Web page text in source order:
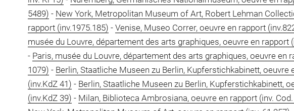
5489) - New York, Metropolitan Museum of Art, Robert Lehman
rapport (inv.1975.185) - Venise, Museo Correr, oeuvre en rapport
musée du Louvre, département des arts graphiques, oeuvre en rapport
- Paris, musée du Louvre, département des arts graphiques, oeuvre en
1079) - Berlin, Staatliche Museen zu Berlin, Kupferstichkabinett, oeuvre
(inv.KdZ 41) - Berlin, Staatliche Museen zu Berlin, Kupferstichkabinett,
(inv.KdZ 39) - Milan, Biblioteca Ambrosiana, oeuvre en rapport (inv. Cod.